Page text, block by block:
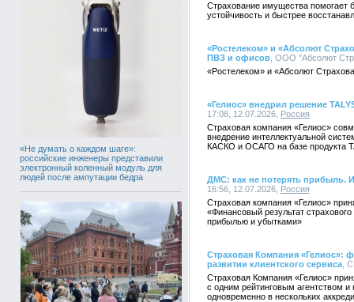
«Не думать о каждом шаге»:
российские инженеры представили
электронный коленный модуль для
людей после ампутации бедра
Страхование имущества помогает
устойчивость и быстрее
«Ростелеком» и «Абсолют
ПВЗ и офисов , ООО "Абсолют
«Ростелеком» и «Абсолют
«Гелиос» внедрил решение
17:08, 12.07.2026, Россия
Страховая компания «Гелиос»
внедрение интеллектуальной
КАСКО и ОСАГО на базе продукта
ДМС: как не потерять прибыль.
16:56, 12.07.2026, Россия
Страховая компания «Гелиос»
«Финансовый результат
прибылью и убытками»
Страховая Компания «Гелиос»:
развитии клиентского сервиса ,
Страховая Компания «Гелиос»
с одним рейтинговым агентством и
одновременно в нескольких